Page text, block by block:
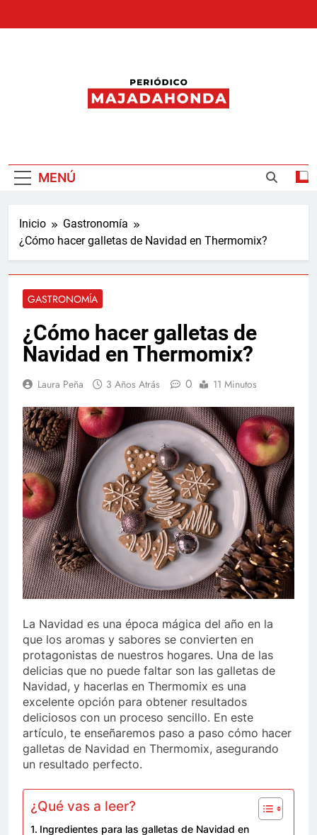
Majadahonda
MENÚ
Inicio
Gastronomía
¿Cómo hacer galletas de Navidad en Thermomix?
GASTRONOMÍA
¿Cómo hacer galletas de
Navidad en Thermomix?
Laura Peña 3 Años Atrás 0 11 Minutos
La Navidad es una época mágica del año en la
que los aromas y sabores se convierten en
protagonistas de nuestros hogares. Una de las
delicias que no puede faltar son las galletas de
Navidad, y hacerlas en Thermomix es una
excelente opción para obtener resultados
deliciosos con un proceso sencillo. En este
artículo, te enseñaremos paso a paso cómo hacer
galletas de Navidad en Thermomix, asegurando
un resultado perfecto.
¿Qué vas a leer?
Ingredientes para las galletas de Navidad en